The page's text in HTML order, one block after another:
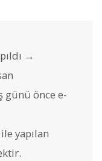
→
önce e-
yapılan